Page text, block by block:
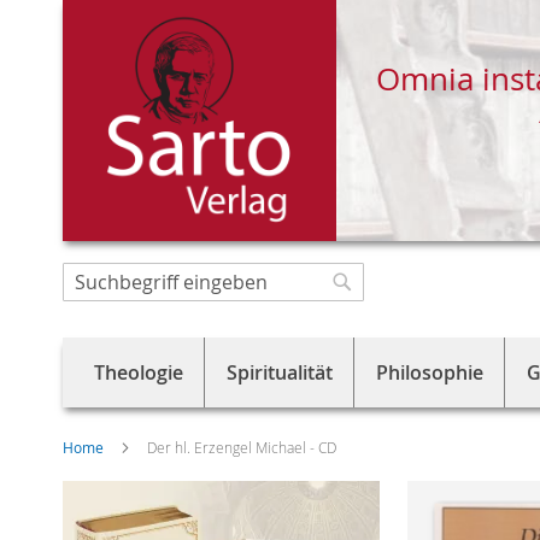
Direkt
zum
Omnia
Suche
Theologie Spiritualität Philosophie
Home Der hl. Erzengel Michael - CD
Skip